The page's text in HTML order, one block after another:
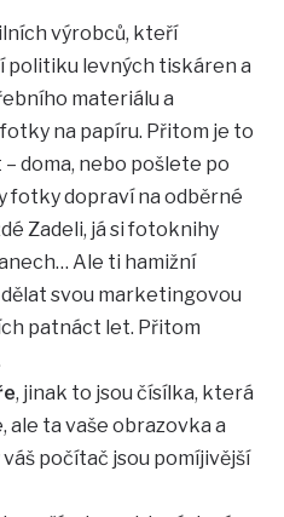
výrobců, kteří
politiku levných tiskáren a
materiálu a
na papíru. Přitom je to
doma, nebo pošlete po
fotky dopraví na odběrné
Zadeli, já si fotoknihy
Ale ti hamižní
svou marketingovou
patnáct let. Přitom
, jinak to jsou čísílka, která
ale ta vaše obrazovka a
počítač jsou pomíjivější